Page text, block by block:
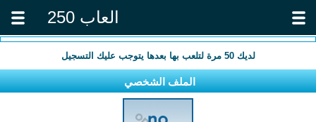
العاب 250
لديك50 مرة لتلعب بها بعدها يتوجب عليك التسجيل
الملف الشخصي